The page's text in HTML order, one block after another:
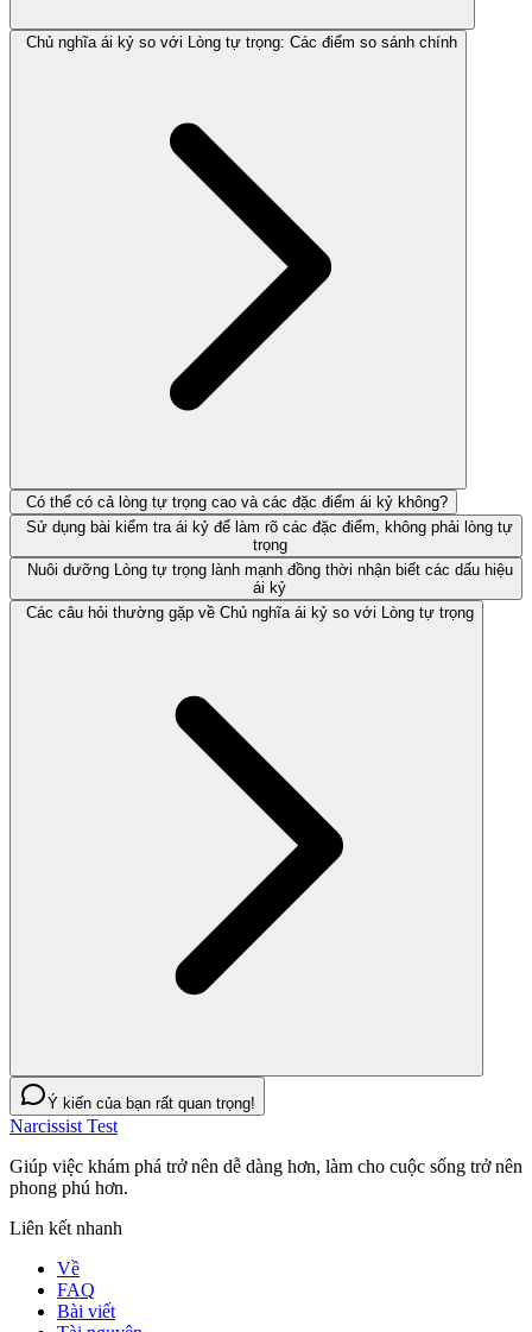
Chủ nghĩa ái kỷ so với Lòng tự trọng: Các điểm so sánh chính
Có thể có cả lòng tự trọng cao và các đặc điểm ái kỷ không?
Sử dụng bài kiểm tra ái kỷ để làm rõ các đặc điểm, không phải lòng tự
trọng
Nuôi dưỡng Lòng tự trọng lành mạnh đồng thời nhận biết các dấu hiệu
ái kỷ
Các câu hỏi thường gặp về Chủ nghĩa ái kỷ so với Lòng tự trọng
Ý kiến của bạn rất quan trọng!
Narcissist Test
Giúp việc khám phá trở nên dễ dàng hơn, làm cho cuộc sống trở nên
phong phú hơn.
Liên kết nhanh
Về
FAQ
Bài viết